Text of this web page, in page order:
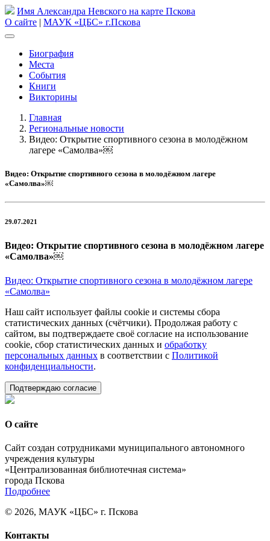
Имя Александра Невского на карте Пскова
О сайте | МАУК «ЦБС» г.Пскова
Биография
Места
События
Книги
Викторины
Главная
Региональные новости
Видео: Открытие спортивного сезона в молодёжном
лагере «Самолва»￼
Видео: Открытие спортивного сезона в молодёжном лагере
«Самолва»￼
29.07.2021
Видео: Открытие спортивного сезона в молодёжном лагере
«Самолва»￼
Видео: Открытие спортивного сезона в молодёжном лагере
«Самолва»
Наш сайт использует файлы cookie и системы сбора
статистических данных (счётчики). Продолжая работу с
сайтом, вы подтверждаете своё согласие на использование
cookie, сбор статистических данных и обработку
персональных данных в соответствии с Политикой
конфиденциальности.
Подтверждаю согласие
О сайте
Сайт создан сотрудниками муниципального автономного
учреждения культуры
«Централизованная библиотечная система»
города Пскова
Подробнее
© 2026, МАУК «ЦБС» г. Пскова
Контакты